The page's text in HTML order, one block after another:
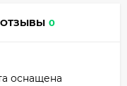
ОТЗЫВЫ 0
оснащена